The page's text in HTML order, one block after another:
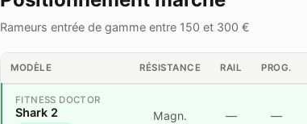
Rameurs entrée de gamme entre 150 et 300 €
MODÈLE RÉSISTANCE RAIL PROG.
FITNESS DOCTOR
Shark 2 Magn. — —